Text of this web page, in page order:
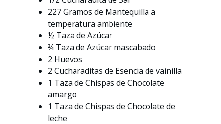
227 Gramos de Mantequilla a
temperatura ambiente
½ Taza de Azúcar
¾ Taza de Azúcar mascabado
2 Huevos
2 Cucharaditas de Esencia de vainilla
1 Taza de Chispas de Chocolate
amargo
1 Taza de Chispas de Chocolate de
leche